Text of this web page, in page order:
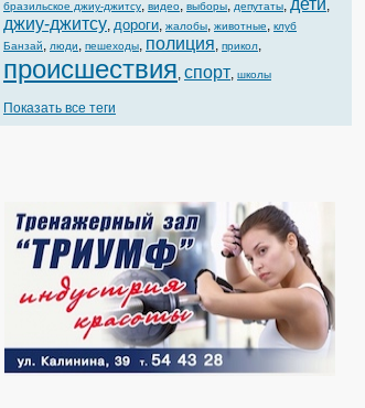
бразильское джиу-джитсу, видео, выборы, депутаты, дети,
джиу-джитсу, дороги, жалобы, животные, клуб
Банзай, люди, пешеходы, полиция, прикол,
происшествия, спорт, школы
Показать все теги